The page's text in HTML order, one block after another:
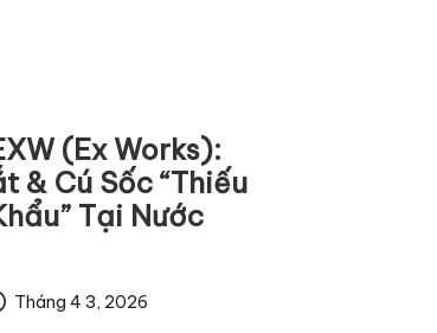
(Ex Works):
& Cú Sốc “Thiếu
Tại Nước
Tháng 4 3, 2026